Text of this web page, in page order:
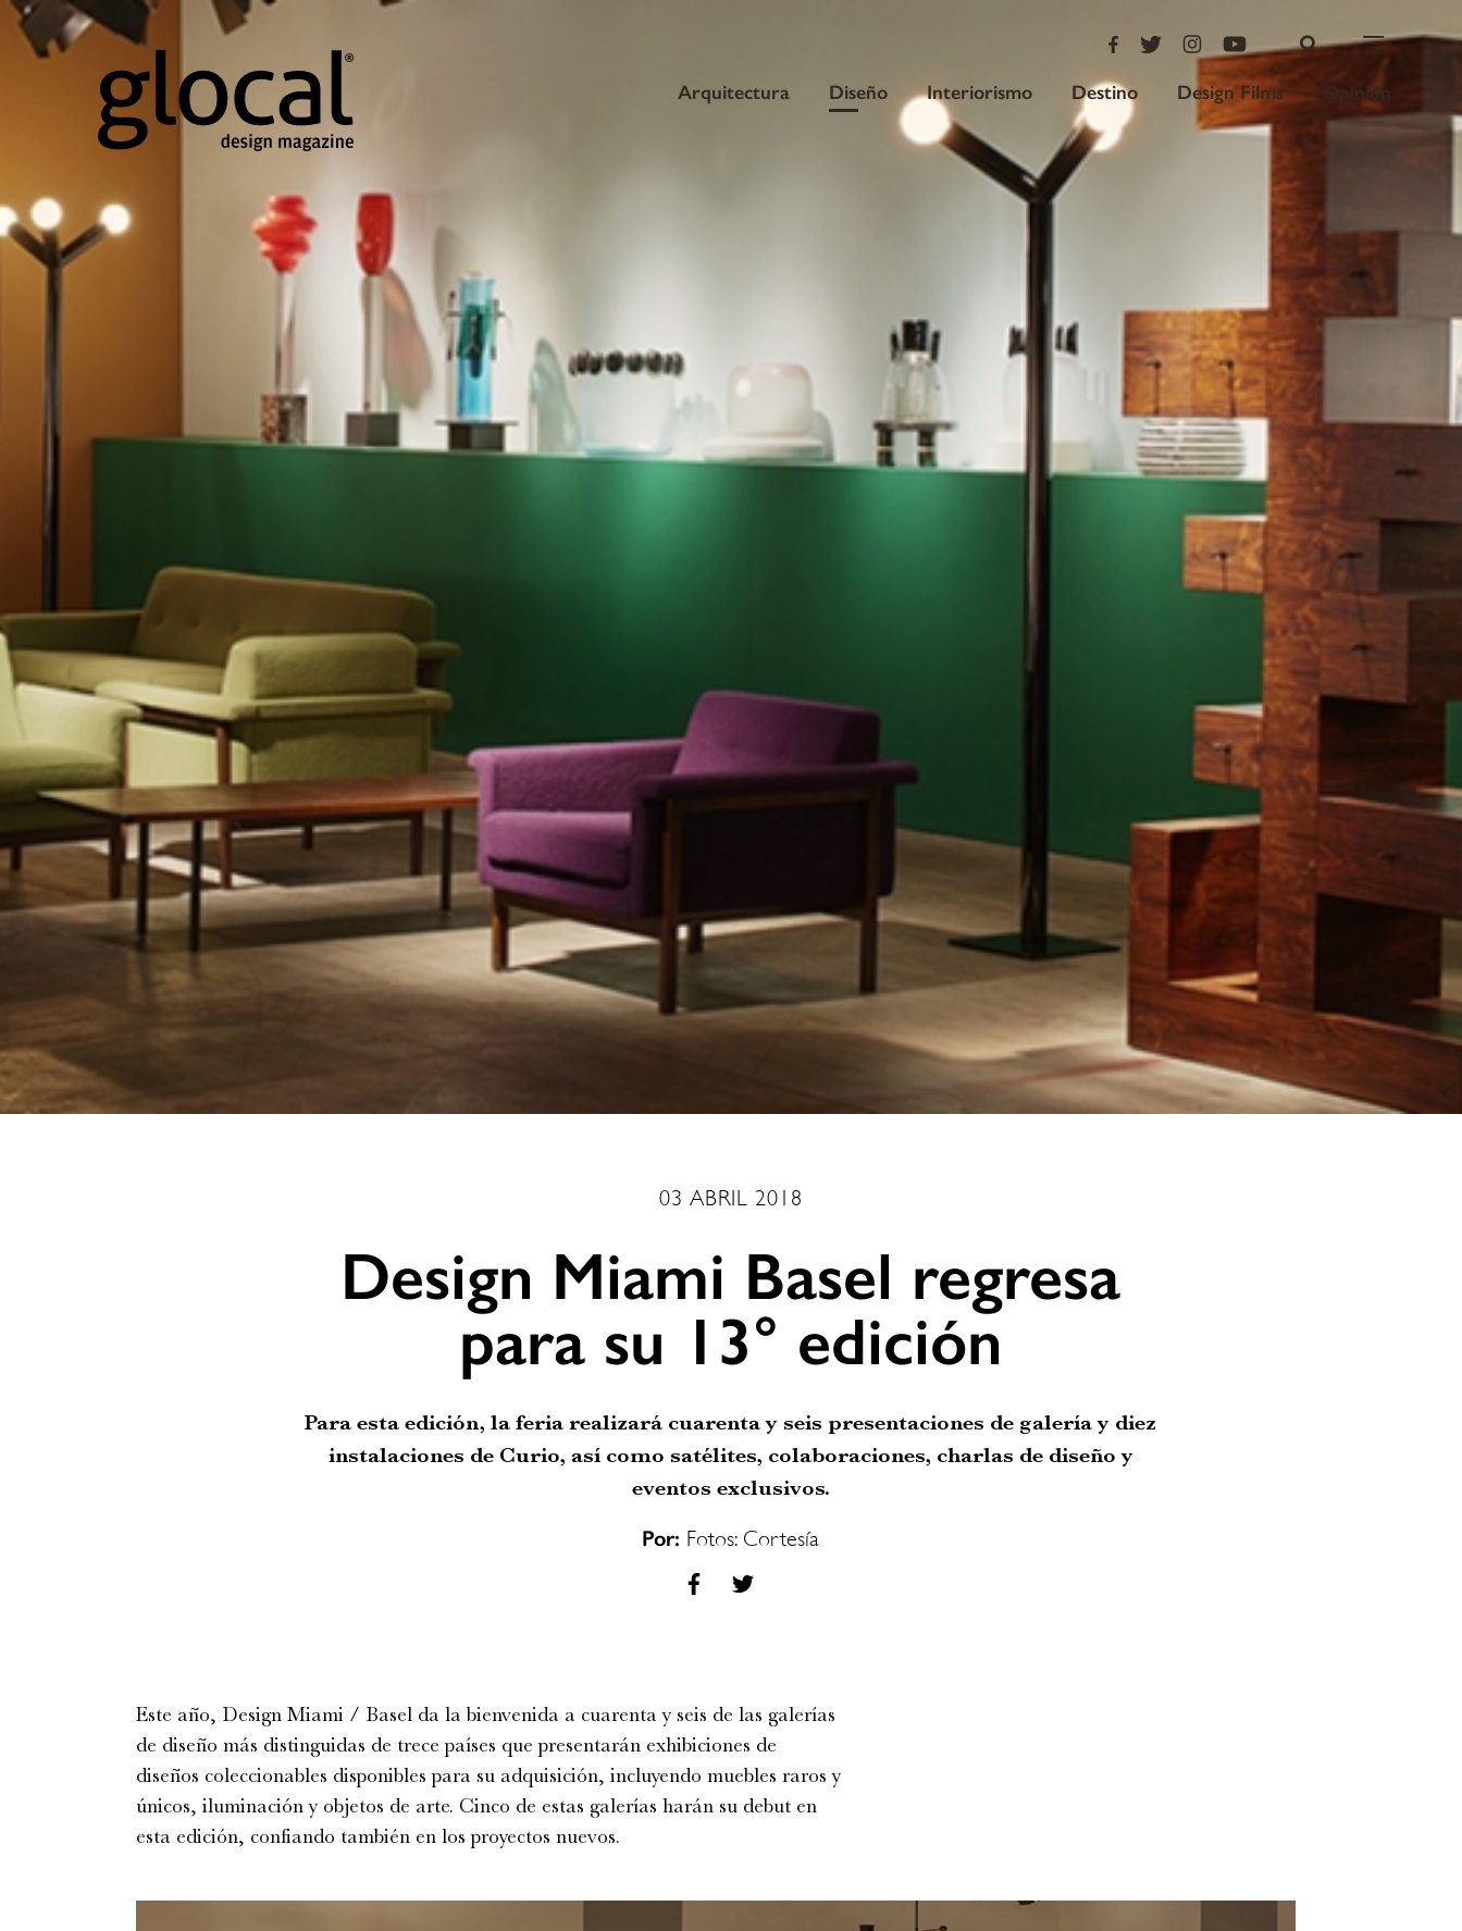
Arquitectura Diseño Interiorismo Destino Design Films Opinión
03 ABRIL 2018
Design Miami Basel regresa
para su 13° edición
Para esta edición, la feria realizará cuarenta y seis presentaciones de galería y diez
instalaciones de Curio, así como satélites, colaboraciones, charlas de diseño y
eventos exclusivos.
Por: Fotos: Cortesía
Este año, Design Miami / Basel da la bienvenida a cuarenta y seis de las galerías
de diseño más distinguidas de trece países que presentarán exhibiciones de
diseños coleccionables disponibles para su adquisición, incluyendo muebles raros y
únicos, iluminación y objetos de arte. Cinco de estas galerías harán su debut en
esta edición, confiando también en los proyectos nuevos.